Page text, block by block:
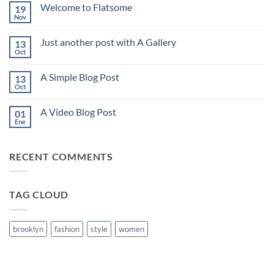
en
19
Nov
Welcome to Flatsome
en
13
Oct
Just another post with A Gallery
en
with
A
13
Oct
A Simple Blog Post
en
01
Ene
A Video Blog Post
A
RECENT COMMENTS
TAG CLOUD
brooklyn fashion style women